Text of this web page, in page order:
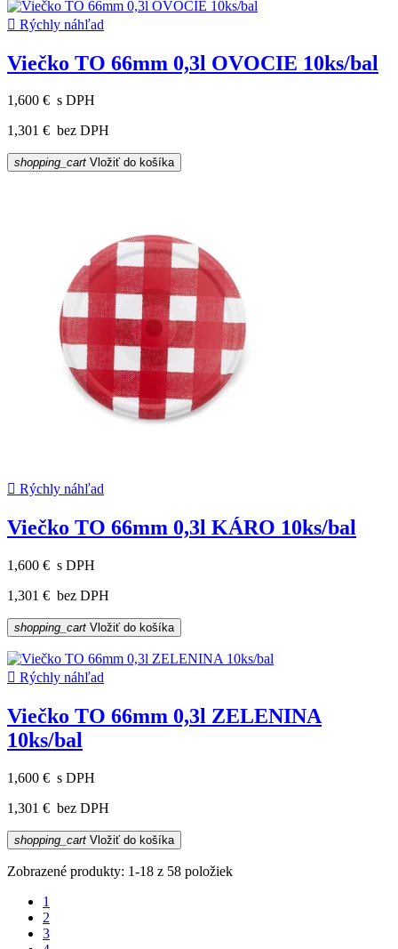
 Rýchly náhľad
Viečko TO 66mm 0,3l OVOCIE 10ks/bal
1,600 € s DPH
1,301 € bez DPH
shopping_cart Vložiť do košíka
 Rýchly náhľad
Viečko TO 66mm 0,3l KÁRO 10ks/bal
1,600 € s DPH
1,301 € bez DPH
shopping_cart Vložiť do košíka
 Rýchly náhľad
Viečko TO 66mm 0,3l ZELENINA
10ks/bal
1,600 € s DPH
1,301 € bez DPH
shopping_cart Vložiť do košíka
Zobrazené produkty: 1-18 z 58 položiek
1
2
3